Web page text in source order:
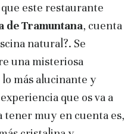
este restaurante
de Tramuntana, cuenta
natural?. Se
una misteriosa
lo más alucinante y
que os va a
tener muy en cuenta es,